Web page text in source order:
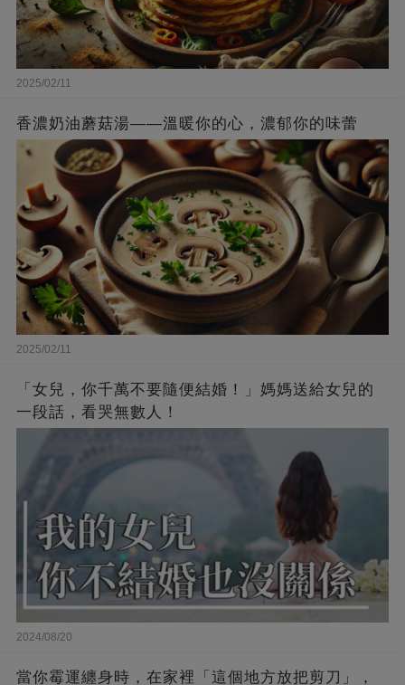
2025/02/11
香濃奶油蘑菇湯——溫暖你的心，濃郁你的味蕾
2025/02/11
「女兒，你千萬不要隨便結婚！」媽媽送給女兒的
一段話，看哭無數人！
2024/08/20
當你霉運纏身時，在家裡「這個地方放把剪刀」，